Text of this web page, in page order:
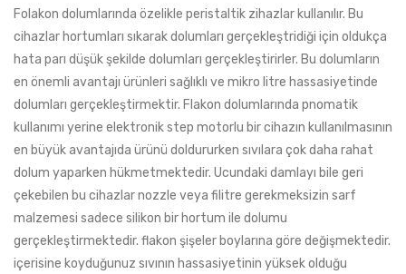
Folakon dolumlarında özelikle peristaltik zihazlar kullanılır. Bu
cihazlar hortumları sıkarak dolumları gerçekleştridiği için oldukça
hata parı düşük şekilde dolumları gerçekleştirirler. Bu dolumların
en önemli avantajı ürünleri sağlıklı ve mikro litre hassasiyetinde
dolumları gerçekleştirmektir. Flakon dolumlarında pnomatik
kullanımı yerine elektronik step motorlu bir cihazın kullanılmasının
en büyük avantajıda ürünü doldururken sıvılara çok daha rahat
dolum yaparken hükmetmektedir. Ucundaki damlayı bile geri
çekebilen bu cihazlar nozzle veya filitre gerekmeksizin sarf
malzemesi sadece silikon bir hortum ile dolumu
gerçekleştirmektedir. flakon şişeler boylarına göre değişmektedir.
içerisine koyduğunuz sıvının hassasiyetinin yüksek olduğu